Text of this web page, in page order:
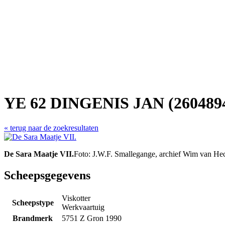
YE 62 DINGENIS JAN
« terug naar de zoekresultaten
De Sara Maatje VII.Foto: J.W.F. Smallegange, archief Wim van
Scheepsgegevens
Scheepstype
Viskotter
Werkvaartuig
Brandmerk
5751 Z Gron 1990